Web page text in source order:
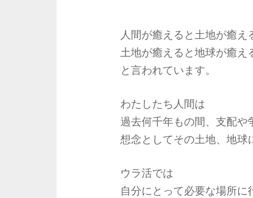
人間が癒えると土地が癒え
土地が癒えると地球が癒え
と言われています。
わたしたち人間は
過去何千年もの間、支配や
想念としてその土地、地球
ウラ活では
自分にとって必要な場所に